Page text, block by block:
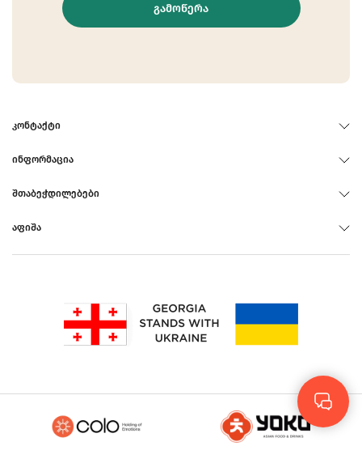
ᲒᲐᲛᲝᲬᲔᲠᲐ
ᲙᲝᲜᲢᲐᲥᲢᲘ
ᲘᲜᲤᲝᲠᲛᲐᲪᲘᲐ
ᲨᲗᲐᲑᲔᲭᲓᲘᲚᲔᲑᲔᲑᲘ
ᲐᲤᲘᲨᲐ